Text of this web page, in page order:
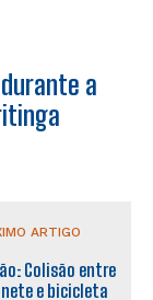
a
ARTIGO